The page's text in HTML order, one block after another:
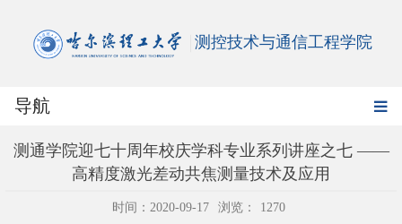
测控技术与通信工程学院
导航
测通学院迎七十周年校庆学科专业系列讲座之七 ——
高精度激光差动共焦测量技术及应用
时间：2020-09-17 浏览： 1270